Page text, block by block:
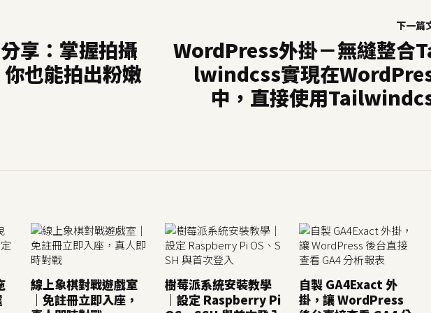
享：掌握拍攝
也能拍出粉嫩
下一篇
WordPress外掛－無縫整合
lwindcss實現在
中，直接使用
線上象棋對戰遊戲室
｜免註冊立即入座，
樹莓派系統安裝教學
｜設定 Raspberry Pi
自製 GA4Exact 外
掛，讓 WordPress